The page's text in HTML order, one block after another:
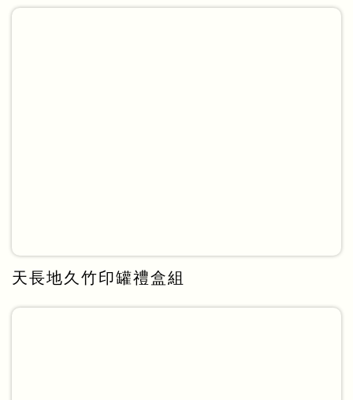
天長地久竹印罐禮盒組